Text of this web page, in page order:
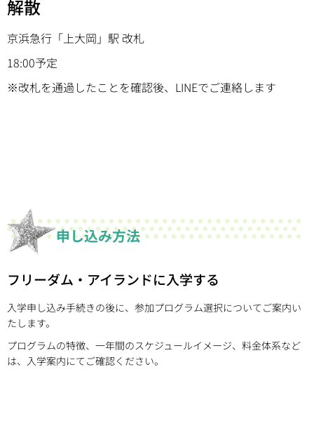
解散
京浜急行「上大岡」駅 改札
18:00予定
※改札を通過したことを確認後、LINEでご連絡します
申し込み方法
フリーダム・アイランドに入学する
入学申し込み手続きの後に、参加プログラム選択についてご案内い
たします。
プログラムの特徴、一年間のスケジュールイメージ、料金体系など
は、入学案内にてご確認ください。